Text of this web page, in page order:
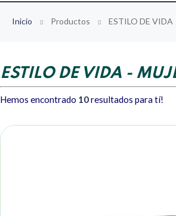
Inicio Productos ESTILO DE VIDA
ESTILO DE VIDA -
Hemos encontrado 10resultados para tí!